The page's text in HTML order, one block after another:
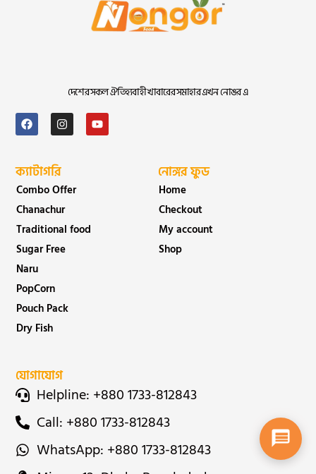
দেশের সকল ঐতিহ্যবাহী খাবারের সমাহার এখন নোঙর এ
ক্যাটাগরি
Combo Offer
Chanachur
Traditional food
Sugar Free
Naru
PopCorn
Pouch Pack
Dry Fish
নোঙ্গর ফুড
Home
Checkout
My account
Shop
যোগাযোগ
Helpline: +880 1733-812843
Call: +880 1733-812843
WhatsApp: +880 1733-812843